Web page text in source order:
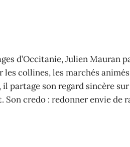
d’Occitanie, Julien Mauran
collines, les marchés
partage son regard sincère
credo : redonner envie de